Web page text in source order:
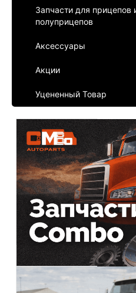
Запчасти для прицепов
полуприцепов
Аксессуары
Акции
Уцененный Товар